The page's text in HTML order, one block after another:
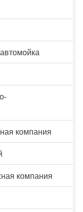
компания
компания